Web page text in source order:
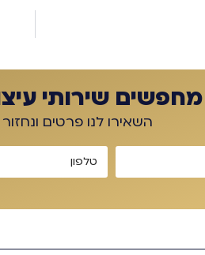
מחפשים שירותי
השאירו לנו פרטים
טלפון